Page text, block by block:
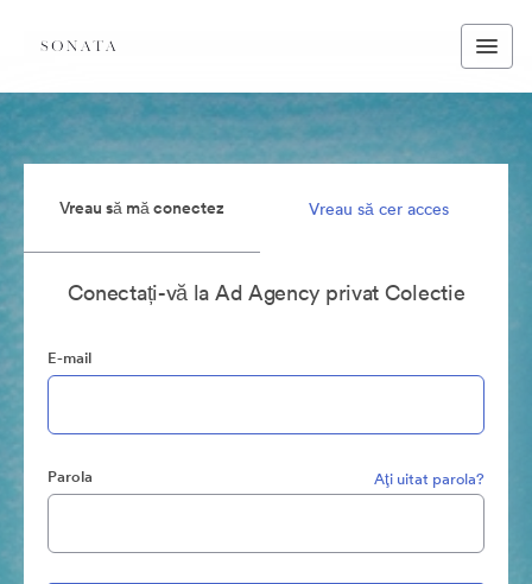
Vreau să mă conectez Vreau să cer acces
Conectați-vă la Ad Agency privat Colectie
E-mail
Parola Aţi uitat parola?